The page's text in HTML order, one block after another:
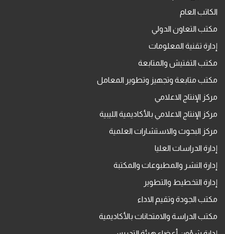
الكاتب العام
مكتب التعاون الدولي
إدارة تقنية المعلومات
مكتب التفتيش والمتابعة
مكتب متابعة وتجهيز وتطوير المعامل
مركز الإنتاج الاعلامي
مركز الإنتاج الاعلامي بالأكاديمية الليبية
مركز البحوث والاستشارات العلمية
إدارة الدراسات العليا
إدارة النشر والمطبوعات والمكتبة
إدارة التخطيط والتطوير
مكتب الجودة وتقيم الاداء
مكتب الدراسة والامتحانات بالأكاديمية